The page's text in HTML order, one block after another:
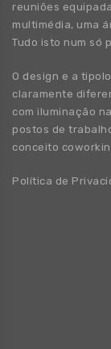
reuniões
multimédia, uma
Tudo isto num só
O design e a
claramente
com iluminação
postos de
conceito
Política de